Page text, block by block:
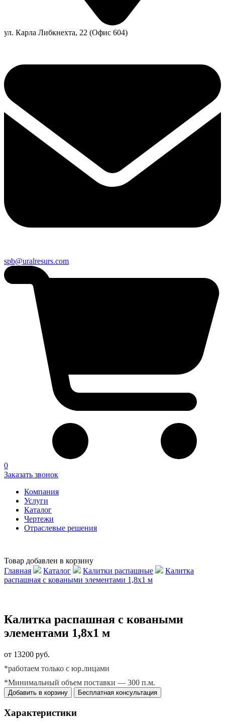
ул. Карла Либкнехта, 22 (Офис 604)
spb@uralresurs.com
0
Заказать звонок
Компания
Услуги
Каталог
Чертежи
Отраслевые решения
Товар добавлен в корзину
Главная
Каталог Калитки распашные
Калитка
распашная с коваными элементами 1,8х1 м
Калитка распашная с коваными
элементами 1,8х1 м
от 13200 руб.
*работаем только с юр.лицами
*Минимальный объем поставки — 300 п.м.
Добавить в корзину Бесплатная консультация
Характеристики